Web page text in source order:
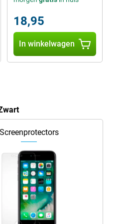
18,95
In winkelwagen
Screenprotectors